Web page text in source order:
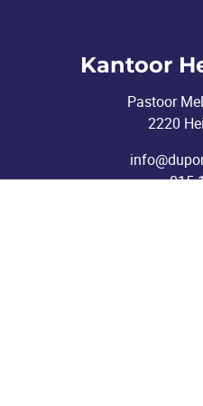
Kantoor
Pastoor
2220
015